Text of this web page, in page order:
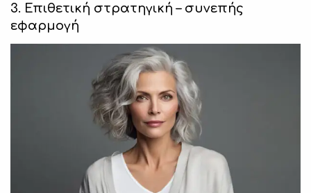
3. Επιθετική στρατηγική – συνεπής
εφαρμογή